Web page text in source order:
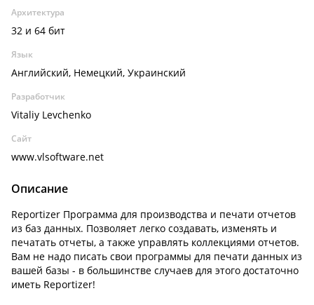
Архитектура
32 и 64 бит
Язык
Английский, Немецкий, Украинский
Разработчик
Vitaliy Levchenko
Сайт
www.vlsoftware.net
Описание
Reportizer Программа для производства и печати отчетов
из баз данных. Позволяет легко создавать, изменять и
печатать отчеты, а также управлять коллекциями отчетов.
Вам не надо писать свои программы для печати данных из
вашей базы - в большинстве случаев для этого достаточно
иметь Reportizer!